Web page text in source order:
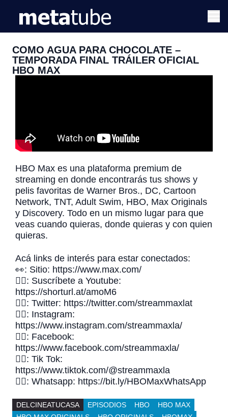
COMO AGUA PARA CHOCOLATE –
TEMPORADA FINAL TRÁILER OFICIAL
HBO MAX
HBO Max es una plataforma premium de
streaming en donde encontrarás tus shows y
pelis favoritas de Warner Bros., DC, Cartoon
Network, TNT, Adult Swim, HBO, Max Originals
y Discovery. Todo en un mismo lugar para que
veas cuando quieras, donde quieras y con quien
quieras.
Acá links de interés para estar conectados:
👀: Sitio: https://www.max.com/
👉🏻: Suscríbete a Youtube:
https://shorturl.at/amoM6
👉🏻: Twitter: https://twitter.com/streammaxlat
👉🏻: Instagram:
https://www.instagram.com/streammaxla/
👉🏻: Facebook:
https://www.facebook.com/streammaxla/
👉🏻: Tik Tok:
https://www.tiktok.com/@streammaxla
👉🏻: Whatsapp: https://bit.ly/HBOMaxWhatsApp
DELCINEATUCASA EPISODIOS HBO
HBO MAX